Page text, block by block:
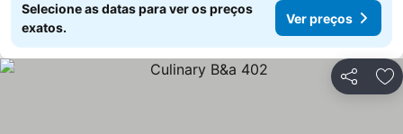
Selecione as datas para ver os preços
exatos.
Ver preços
Partilhar